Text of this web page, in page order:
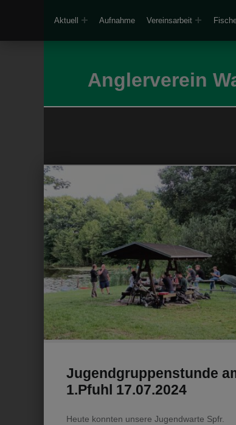
Aktuell
Aufnahme Vereinsarbeit
Anglerverein
Jugendgruppenstunde
1.Pfuhl 17.07.2024
Heute konnten unsere Jugendwarte Spfr.